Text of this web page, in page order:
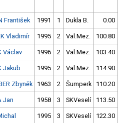
František 1991 1 Dukla B. 0.00
Vladimír 1995 2 Val.Mez. 100.80
Václav 1996 2 Val.Mez. 103.40
Jakub 1995 2 Val.Mez. 114.90
Zbyněk 1963 2 Šumperk 110.20
Jan 1958 3 SKVeselí 113.50
1995 3 SKVeselí 122.30